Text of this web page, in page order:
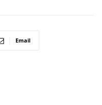
Email